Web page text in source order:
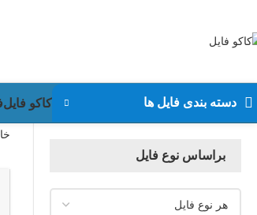
دسته بندی فایل ها کاکو فایل
براساس نوع فایل